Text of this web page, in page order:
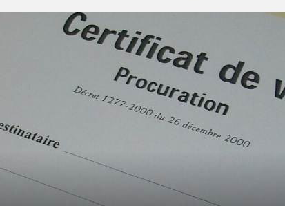
ACTUALITÉS &
ÉVÈNEMENTS